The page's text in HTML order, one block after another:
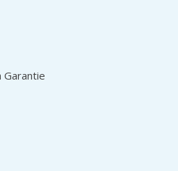
Garantie